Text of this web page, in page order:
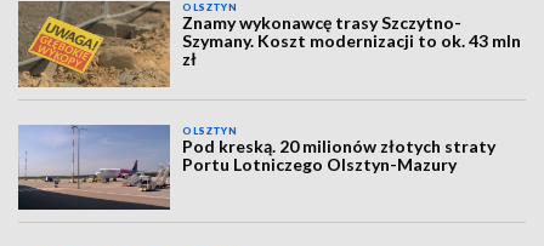
OLSZTYN
Znamy wykonawcę trasy Szczytno-
Szymany. Koszt modernizacji to ok. 43 mln
zł
OLSZTYN
Pod kreską. 20 milionów złotych straty
Portu Lotniczego Olsztyn-Mazury